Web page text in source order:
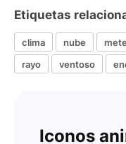
Etiquetas
clima nube
rayo
ventoso
Iconos